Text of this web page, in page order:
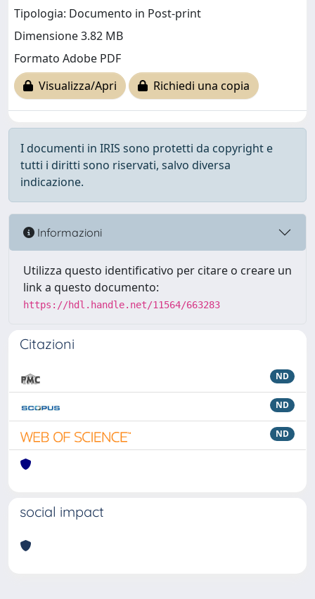
Tipologia: Documento in Post-print
Dimensione 3.82 MB
Formato Adobe PDF
Visualizza/Apri
Richiedi una copia
I documenti in IRIS sono protetti da copyright e
tutti i diritti sono riservati, salvo diversa
indicazione.
Informazioni
Utilizza questo identificativo per citare o creare un
link a questo documento:
https://hdl.handle.net/11564/663283
Citazioni
ND
ND
ND
social impact